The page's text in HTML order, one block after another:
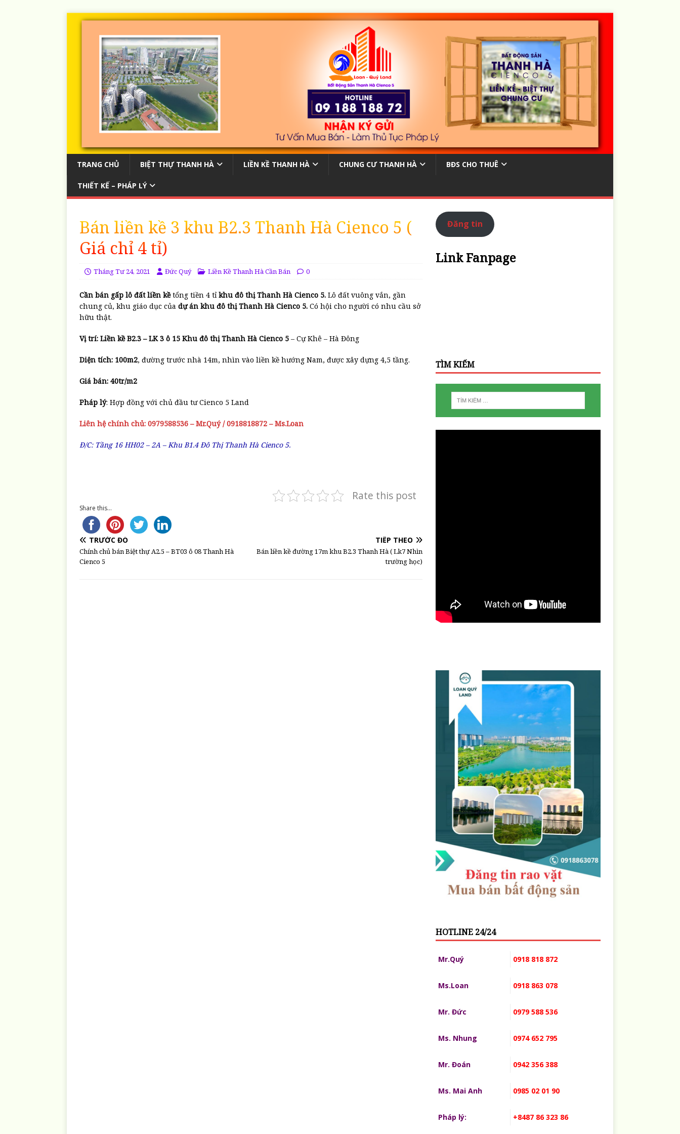
TRANG CHỦ BIỆT THỰ THANH HÀ LIỀN KỀ THANH HÀ CHUNG CƯ THANH HÀ BĐS CHO THUÊ
THIẾT KẾ – PHÁP LÝ
Bán liền kề 3 khu B2.3 Thanh Hà Cienco 5 (
Giá chỉ 4 tỉ)
Tháng Tư 24, 2021 Đức Quý Liền Kề Thanh Hà Cần Bán 0
Cần bán gấp lô đất liền kềtổng tiền 4 tỉkhu đô thị Thanh Hà Cienco 5. Lô đất vuông vắn, gần
chung củ, khu giáo dục của dự án khu đô thị Thanh Hà Cienco 5. Có hội cho người có nhu cầu sở
hữu thật.
Vị trí: Liền kề B2.3 – LK 3 ô 15 Khu đô thị Thanh Hà Cienco 5 – Cự Khê – Hà Đông
Diện tích: 100m2, đường trước nhà 14m, nhìn vào liền kề hướng Nam, được xây dựng 4,5 tầng.
Giá bán: 40tr/m2
Pháp lý: Hợp đồng với chủ đầu tư Cienco 5 Land
Liên hệ chính chủ: 0979588536 – Mr.Quý / 0918818872 – Ms.Loan
Đ/C: Tầng 16 HH02 – 2A – Khu B1.4 Đô Thị Thanh Hà Cienco 5.
Rate this post
Share this...
TRƯỚC ĐÓ
Chính chủ bán Biệt thự A2.5 – BT03 ô 08 Thanh Hà
Cienco 5
TIẾP THEO
Bán liền kề đường 17m khu B2.3 Thanh Hà ( Lk7 Nhìn
trường học)
Đăng tin
Link Fanpage
TÌM KIẾM
HOTLINE 24/24
Mr.Quý 0918 818 872
Ms.Loan 0918 863 078
Mr. Đức 0979 588 536
Ms. Nhung 0974 652 795
Mr. Đoán 0942 356 388
Ms. Mai Anh 0985 02 01 90
Pháp lý: +8487 86 323 86